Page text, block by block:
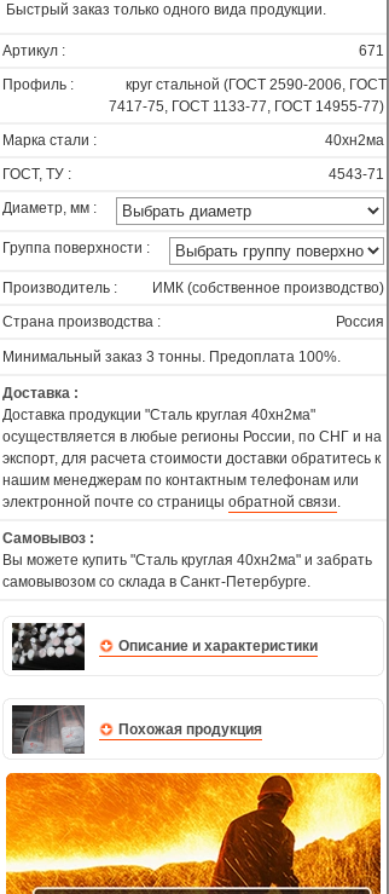
Быстрый заказ только одного вида продукции.
Артикул :
671
Профиль :
круг стальной (ГОСТ 2590-2006, ГОСТ
7417-75, ГОСТ 1133-77, ГОСТ 14955-77)
Марка стали :
40хн2ма
ГОСТ, ТУ :
4543-71
Диаметр, мм :
Группа поверхности :
Производитель :
ИМК (собственное производство)
Страна производства :
Россия
Минимальный заказ 3 тонны. Предоплата 100%.
Доставка :
Доставка продукции "Сталь круглая 40хн2ма"
осуществляется в любые регионы России, по СНГ и на
экспорт, для расчета стоимости доставки обратитесь к
нашим менеджерам по контактным телефонам или
электронной почте со страницы обратной связи.
Самовывоз :
Вы можете купить "Сталь круглая 40хн2ма" и забрать
самовывозом со склада в Санкт-Петербурге.
Описание и характеристики
Похожая продукция